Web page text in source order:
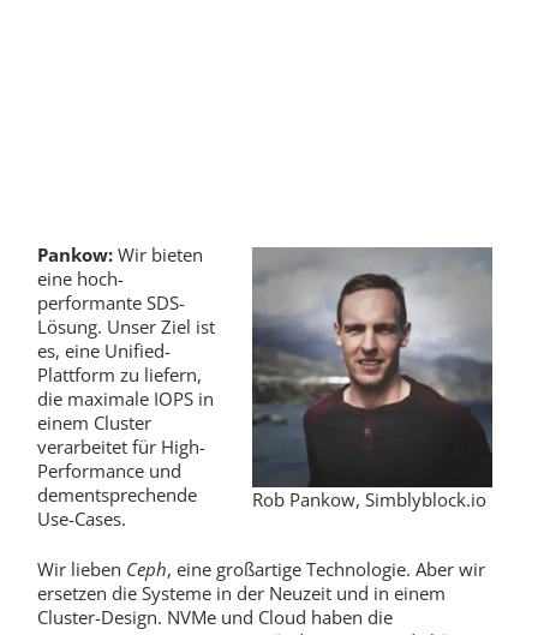
Rob Pankow, Simblyblock.io
Pankow:Wir bieten
eine hoch-
performante SDS-
Lösung. Unser Ziel ist
es, eine Unified-
Plattform zu liefern,
die maximale IOPS in
einem Cluster
verarbeitet für High-
Performance und
dementsprechende
Use-Cases.
Wir lieben Ceph, eine großartige Technologie. Aber wir
ersetzen die Systeme in der Neuzeit und in einem
Cluster-Design. NVMe und Cloud haben die